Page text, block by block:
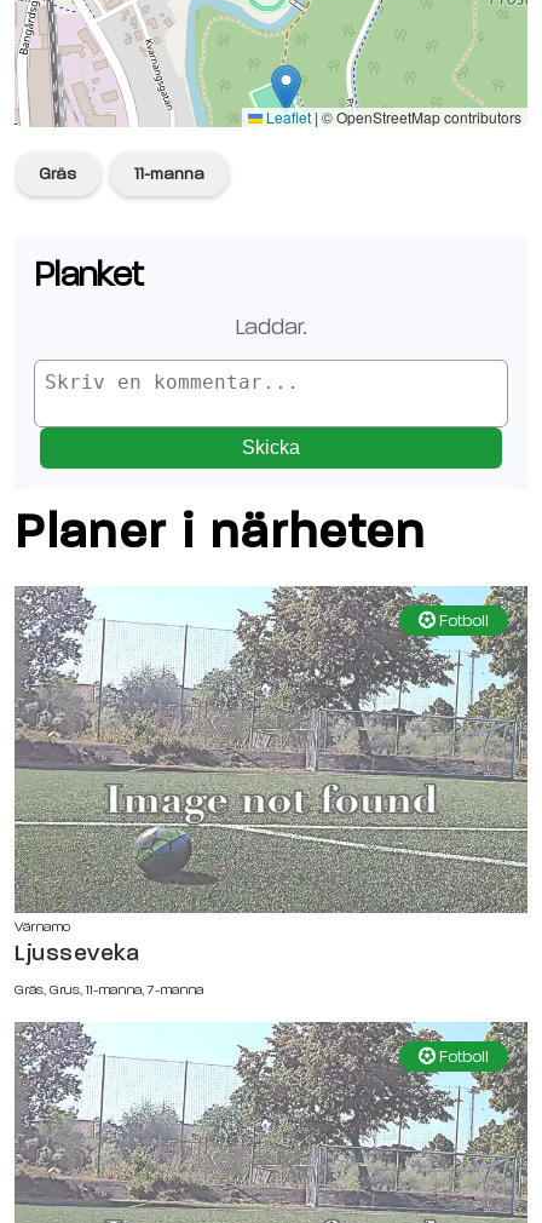
Leaflet | © OpenStreetMap contributors
Se planen på Google Maps
Gräs 11-manna
Planket
Laddar.
Skicka
Planer i närheten
Fotboll
Värnamo
Ljusseveka
Gräs, Grus, 11-manna, 7-manna
Fotboll